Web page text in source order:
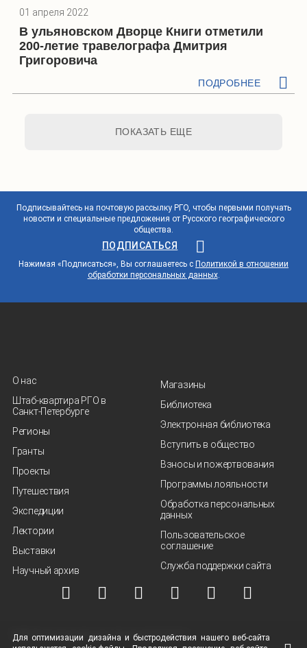
01 апреля 2022
В ульяновском Дворце Книги отметили
200-летие травелографа Дмитрия
Григоровича
ПОДРОБНЕЕ
ПОКАЗАТЬ ЕЩЕ
Подписывайтесь на почтовую рассылку РГО, чтобы первыми получать
новости и специальные предложения от Русского географического
общества.
ПОДПИСАТЬСЯ
Нажимая «Подписаться», Вы соглашаетесь с Политикой в отношении
обработки персональных данных.
О нас
Штаб-квартира РГО в
Санкт‑Петербурге
Регионы
Гранты
Проекты
Путешествия
Экспедиции
Лектории
Выставки
Научный архив
Магазины
Библиотека
Электронная библиотека
Вступить в общество
Взносы и пожертвования
Программы лояльности
Обработка персональных
данных
Пользовательское
соглашение
Служба поддержки сайта
© ВОО "Русское географическое общество", 2013-2026 г.
Для оптимизации дизайна и быстродействия нашего веб-сайта